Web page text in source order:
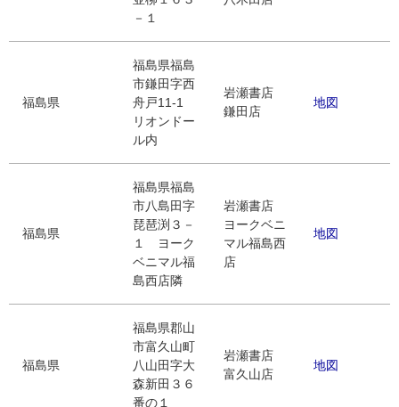
－１
福島県
福島県福島
市鎌田字西
舟戸11-1
リオンドー
ル内
岩瀬書店
鎌田店
地図
福島県
福島県福島
市八島田字
琵琶渕３－
１ ヨーク
ベニマル福
島西店隣
岩瀬書店
ヨークベニ
マル福島西
店
地図
福島県
福島県郡山
市富久山町
八山田字大
森新田３６
番の１
岩瀬書店
富久山店
地図